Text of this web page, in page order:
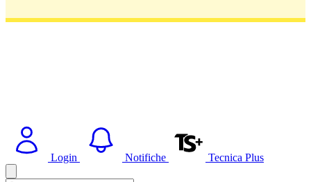
Login Notifiche Tecnica Plus